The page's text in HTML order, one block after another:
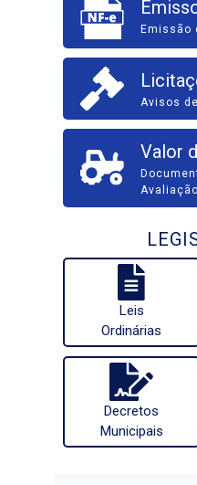
Emissão
Avisos
Valor
Avaliação
Leis
Ordinárias
Decretos
Municipais